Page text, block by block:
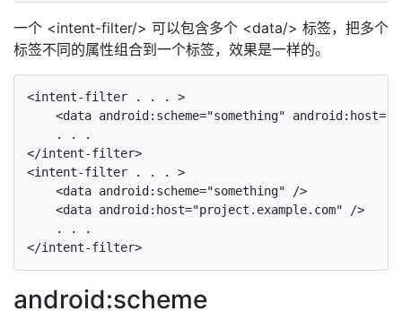
一个 <intent-filter/> 可以包含多个 <data/> 标签，把多个
标签不同的属性组合到一个标签，效果是一样的。
<intent-filter . . . >
<data android:scheme="something"
    . . .
</intent-filter>
<intent-filter . . . >
    <data android:scheme="something" />
    <data android:host="project.example.com" />
    . . .
android:scheme